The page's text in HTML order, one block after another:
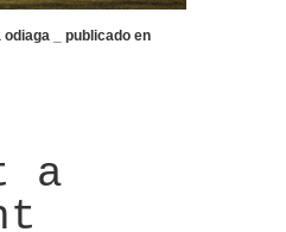
_ publicado en
a